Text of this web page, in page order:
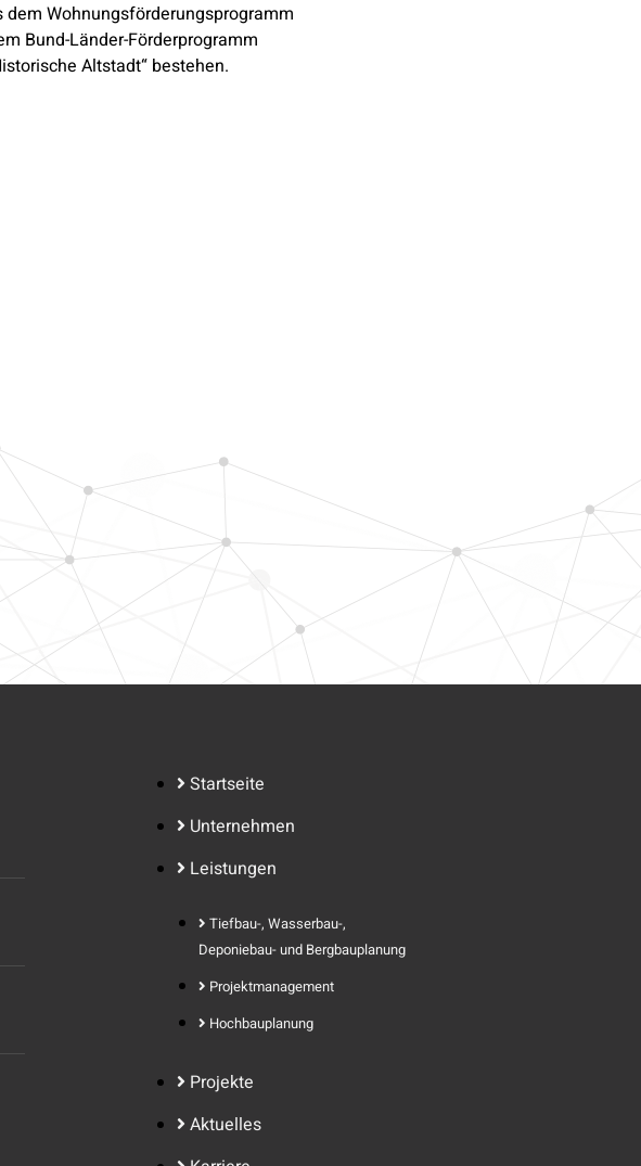
Wohnungsförderungsprogramm
Bund-Länder-Förderprogramm
Altstadt“ bestehen.
Startseite
Unternehmen
Leistungen
Tiefbau-, Wasserbau-,
Deponiebau- und Bergbauplanung
Projektmanagement
Hochbauplanung
Projekte
Aktuelles